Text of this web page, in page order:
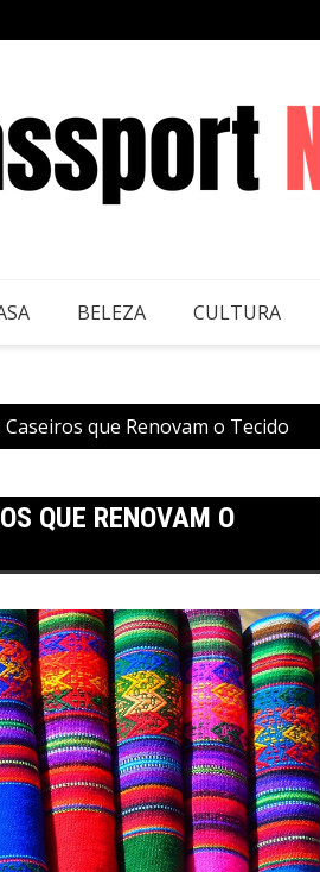
BELEZA CULTURA
que Renovam o Tecido
QUE RENOVAM O